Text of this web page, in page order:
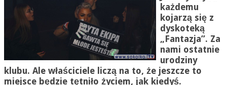
każdemu
kojarzą się z
dyskoteką
„Fantazja”. Za
nami ostatnie
urodziny
klubu. Ale właściciele liczą na to, że jeszcze to
miejsce będzie tętniło życiem, jak kiedyś.